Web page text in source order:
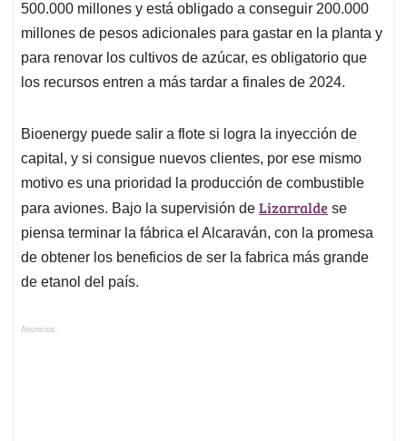
500.000 millones y está obligado a conseguir 200.000
millones de pesos adicionales para gastar en la planta y
para renovar los cultivos de azúcar, es obligatorio que
los recursos entren a más tardar a finales de 2024.
Bioenergy puede salir a flote si logra la inyección de
capital, y si consigue nuevos clientes, por ese mismo
motivo es una prioridad la producción de combustible
para aviones. Bajo la supervisión de Lizarralde se
piensa terminar la fábrica el Alcaraván, con la promesa
de obtener los beneficios de ser la fabrica más grande
de etanol del país.
Anuncios.